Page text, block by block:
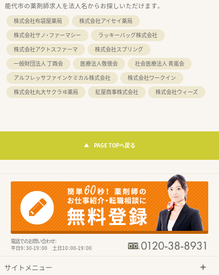
能代市の薬剤師求人を法人名からお探しいただけます。
株式会社布袋屋薬局
株式会社アイセイ薬局
株式会社サノ・ファーマシー
ラッキーバッグ株式会社
株式会社アクトスファーマ
株式会社スプリング
一般財団法人 丁酉会
医療法人敬徳会
社会医療法人 青嵐会
アルフレッサファインケミカル株式会社
株式会社ワークイン
株式会社丸大サクラヰ薬局
紅屋商事株式会社 株式会社ウィーズ
PAGE TOPへ戻る
電話でのお問い合わせ：
平日9：30-19：00 土日10：00-19：00
サイトメニュー